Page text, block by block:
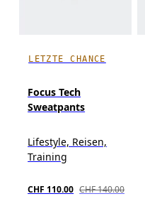
LETZTE CHANCE
Focus Tech
Sweatpants
Lifestyle, Reisen,
Training
CHF 110.00 CHF 140.00